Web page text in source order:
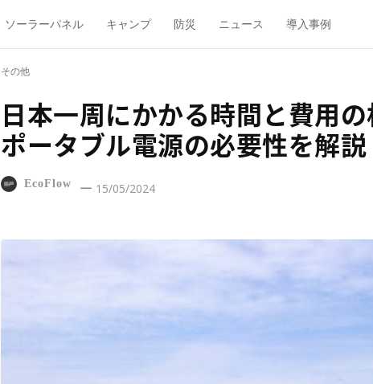
ソーラーパネル キャンプ 防災 ニュース 導入事例
その他
日本一周にかかる時間と費用
ポータブル電源の必要性を解説
EcoFlow 15/05/2024